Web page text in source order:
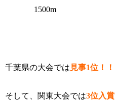
1500m
千葉県の大会では 見事1位！！
そして、 関東大会では3位入賞